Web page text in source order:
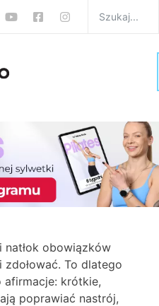
budują
Zalewska-Biełło
natłok obowiązków
To dlatego
krótkie,
poprawiać nastrój,